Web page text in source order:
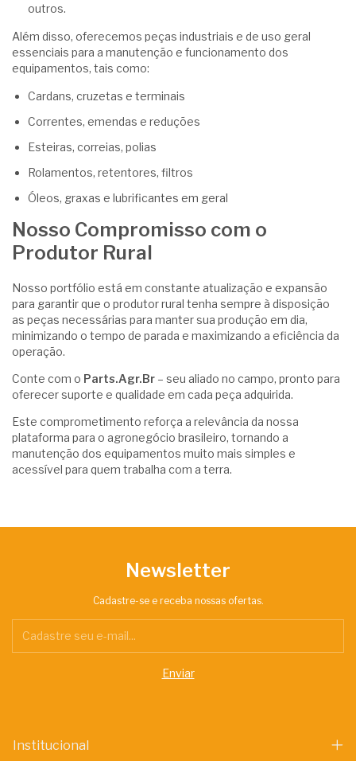
outros.
Além disso, oferecemos peças industriais e de uso geral
essenciais para a manutenção e funcionamento dos
equipamentos, tais como:
Cardans, cruzetas e terminais
Correntes, emendas e reduções
Esteiras, correias, polias
Rolamentos, retentores, filtros
Óleos, graxas e lubrificantes em geral
Nosso Compromisso com o
Produtor Rural
Nosso portfólio está em constante atualização e expansão
para garantir que o produtor rural tenha sempre à disposição
as peças necessárias para manter sua produção em dia,
minimizando o tempo de parada e maximizando a eficiência da
operação.
Conte com o Parts.Agr.Br – seu aliado no campo, pronto para
oferecer suporte e qualidade em cada peça adquirida.
Este comprometimento reforça a relevância da nossa
plataforma para o agronegócio brasileiro, tornando a
manutenção dos equipamentos muito mais simples e
acessível para quem trabalha com a terra.
Newsletter
Cadastre-se e receba nossas ofertas.
Institucional